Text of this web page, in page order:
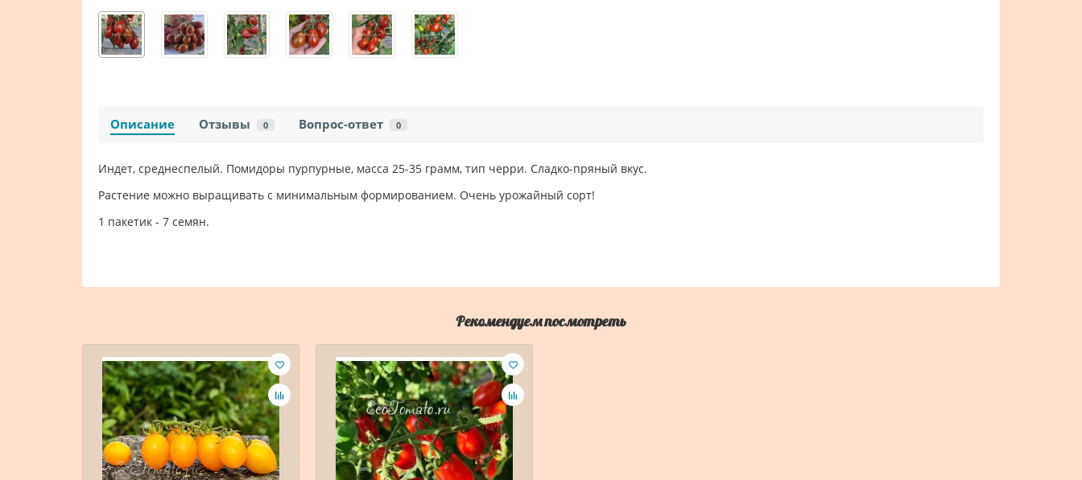
Описание Отзывы 0 Вопрос-ответ 0
Индет, среднеспелый. Помидоры пурпурные, масса 25-35 грамм, тип черри. Сладко-пряный вкус.
Растение можно выращивать с минимальным формированием. Очень урожайный сорт!
1 пакетик - 7 семян.
Рекомендуем посмотреть